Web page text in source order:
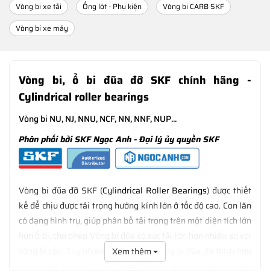
Vòng bi xe tải
Ống lót - Phụ kiện
Vòng bi CARB SKF
Vòng bi xe máy
Vòng bi, ổ bi đũa đỡ SKF chính hãng -
Cylindrical roller bearings
Vòng bi NU, NJ, NNU, NCF, NN, NNF, NUP...
Phân phối bởi SKF Ngọc Anh - Đại lý ủy quyền SKF
Vòng bi đũa đỡ SKF (Cylindrical Roller Bearings) được thiết
kế để chịu được tải trọng hướng kính lớn ở tốc độ cao. Con lăn
có dạng hình trụ, giúp phân bố tải trọng trên một diện tích lớn
vòng bi cầu. Tuy nhiên, thiết kế của vòng bi đũa chỉ thích hợp
đối với lực hướng kính, không thể ứng dụng trong các công
Xem thêm